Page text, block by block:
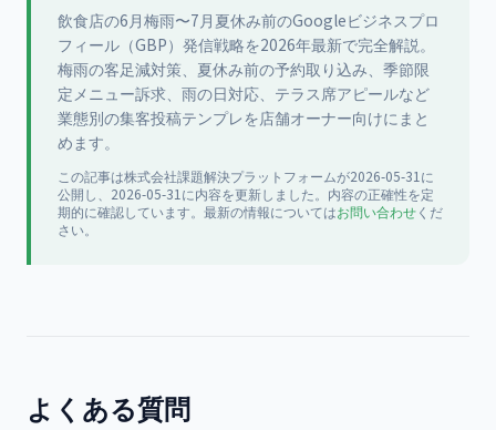
飲食店の6月梅雨〜7月夏休み前のGoogleビジネスプロ
フィール（GBP）発信戦略を2026年最新で完全解説。
梅雨の客足減対策、夏休み前の予約取り込み、季節限
定メニュー訴求、雨の日対応、テラス席アピールなど
業態別の集客投稿テンプレを店舗オーナー向けにまと
めます。
この記事は株式会社課題解決プラットフォームが2026-05-31 に
公開し、2026-05-31に内容を更新しました。内容の正確性を定
期的に確認しています。最新の情報についてはお問い合わせくだ
さい。
よくある質問